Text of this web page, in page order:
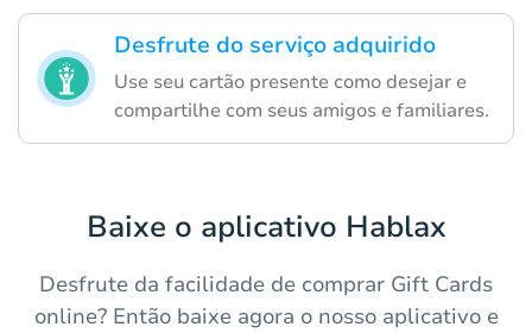
Desfrute do serviço adquirido
Use seu cartão presente como desejar e
compartilhe com seus amigos e familiares.
Baixe o aplicativo Hablax
Desfrute da facilidade de comprar Gift Cards
online? Então baixe agora o nosso aplicativo e